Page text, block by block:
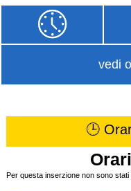
vedi
🕒
Per questa inserzione non sono